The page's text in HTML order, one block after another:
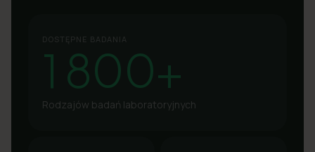
DOSTĘPNE BADANIA
1 800+
Rodzajów badań laboratoryjnych